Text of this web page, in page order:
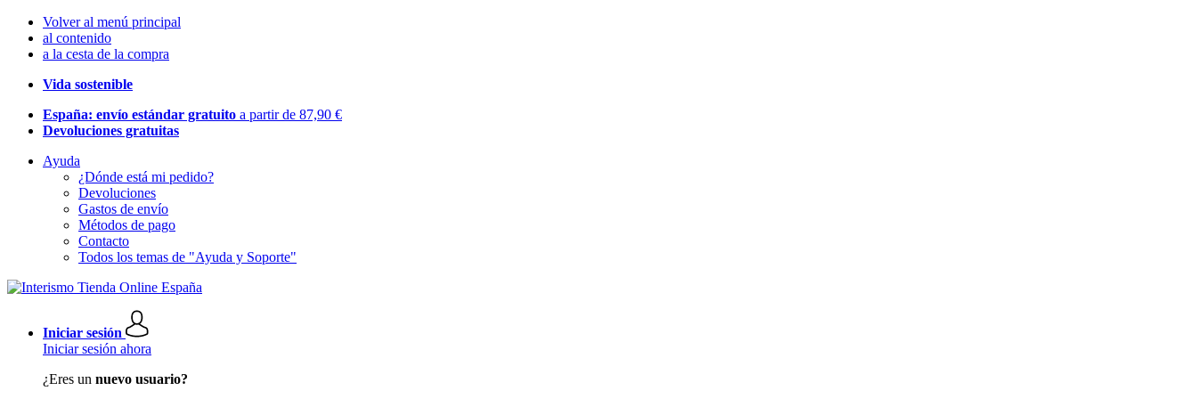
Volver al menú principal
al contenido
a la cesta de la compra
Vida sostenible
España: envío estándar gratuito a partir de 87,90 €
Devoluciones gratuitas
Ayuda
¿Dónde está mi pedido?
Devoluciones
Gastos de envío
Métodos de pago
Contacto
Todos los temas de "Ayuda y Soporte"
Iniciar sesión
Iniciar sesión ahora
¿Eres un nuevo usuario?